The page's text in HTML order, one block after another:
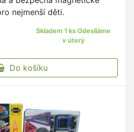
nejmenší děti.
Skladem 1 ks Odesíláme
v úterý
Do košíku